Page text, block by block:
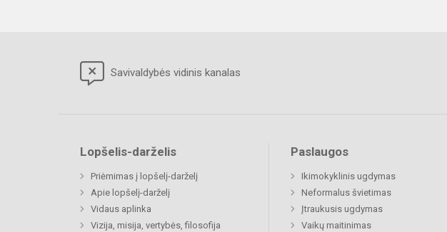
Savivaldybės vidinis kanalas
Lopšelis-darželis
Priėmimas į lopšelį-darželį
Apie lopšelį-darželį
Vidaus aplinka
Vizija, misija, vertybės, filosofija
Paslaugos
Ikimokyklinis ugdymas
Neformalus švietimas
Įtraukusis ugdymas
Vaikų maitinimas